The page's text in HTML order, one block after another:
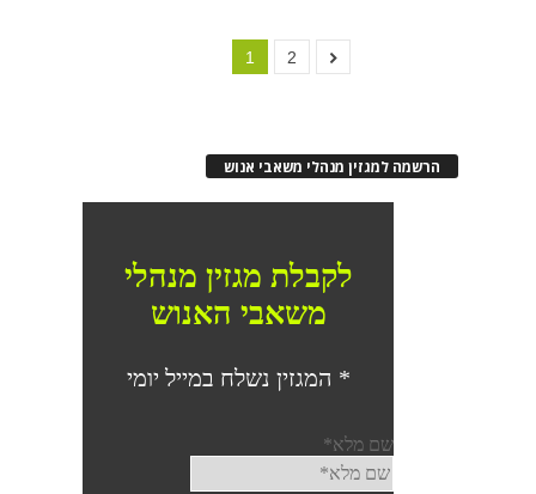
1 2
הרשמה למגזין מנהלי משאבי אנוש